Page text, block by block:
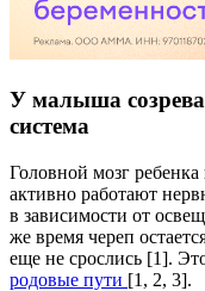
У малыша
система
Головной мозг
активно работают
в зависимости от
же время череп
еще не срослись [1].
родовые пути [1, 2, 3].